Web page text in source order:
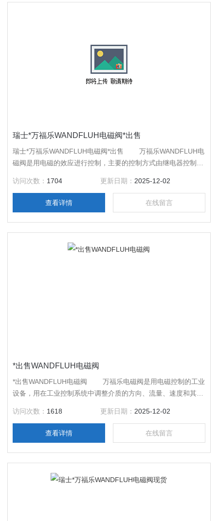
瑞士*万福乐WANDFLUH电磁阀*出售
瑞士*万福乐WANDFLUH电磁阀*出售 万福乐WANDFLUH电
磁阀是用电磁的效应进行控制，主要的控制方式由继电器控制。
控制的精度和灵活性都能够保证。
访问次数： 1704 更新日期： 2025-12-02
查看详情 在线留言
*出售WANDFLUH电磁阀
*出售WANDFLUH电磁阀 万福乐电磁阀是用电磁控制的工业
设备，用在工业控制系统中调整介质的方向、流量、速度和其他
式由继电器控制。
访问次数： 1618 更新日期： 2025-12-02
查看详情 在线留言